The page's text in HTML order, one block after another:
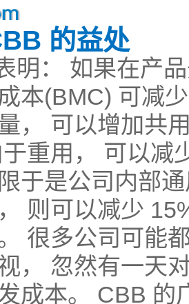
的益处
明： 如果在产
本(BMC) 可减
， 可以增加共
重用， 可以减
于是公司内部
则可以减少
很多公司可能
， 忽然有一天
成本。 CBB 的